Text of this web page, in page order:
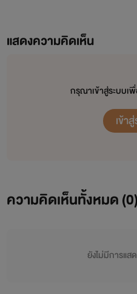
ภูริพัฒน์ หรือ ภู หนุ่มหล่
มหา'ลัยกลับต่างคลั่งไคร้อยากเ
แสดงความคิดเห็น
กรุณาเข้าสู่ระบบเ
เข้า
ความคิดเห็นทั้งหมด (0)
ยังไม่มีการแ